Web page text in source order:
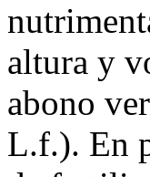
altura y
abono
L.f.). En